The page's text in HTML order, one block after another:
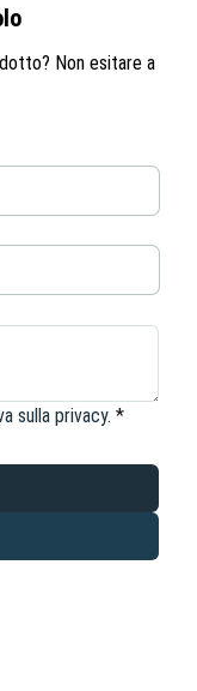
Non esitare a
sulla privacy. *